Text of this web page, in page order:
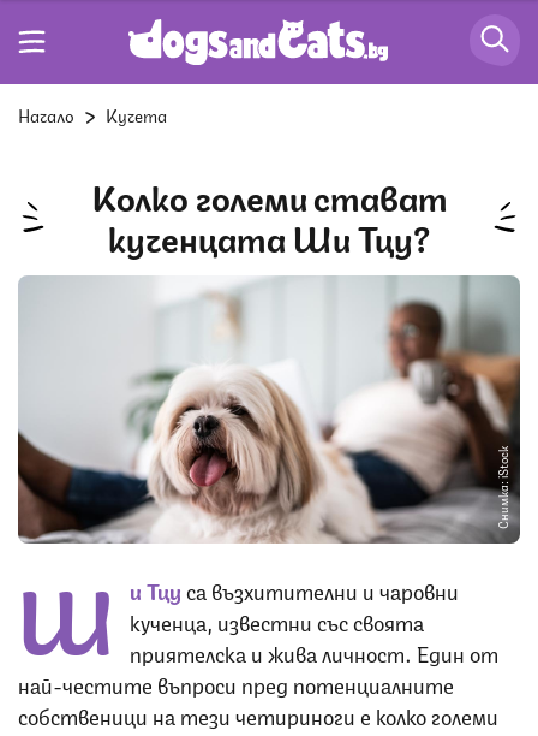
Начало Кучета
Колко големи стават
кученцата Ши Тцу?
Снимка: iStock
Ш и Тцуса възхитителни и чаровни
кученца, известни със своята
приятелска и жива личност. Един от
най-честите въпроси пред потенциалните
собственици на тези четириноги е колко големи